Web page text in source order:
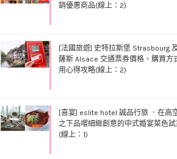
銷優惠商品(線上：2)
[法國旅遊] 史特拉斯堡 Strasbourg
薩斯 Alsace 交通票券價格、購買方
用心得攻略(線上：2)
[喜宴] eslite hotel 誠品行旅 ．在高
之下品嚐細緻創意的中式婚宴菜色
(線上：1)